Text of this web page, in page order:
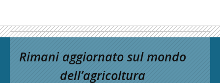
Rimani aggiornato sul mondo
dell’agricoltura